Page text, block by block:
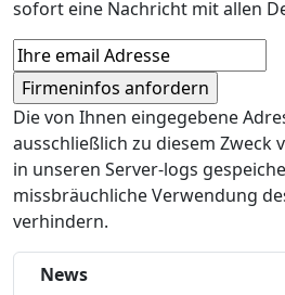
sofort eine Nachricht mit allen
Die von Ihnen eingegebene
ausschließlich zu diesem Zweck
in unseren Server-logs
missbräuchliche Verwendung
verhindern.
News